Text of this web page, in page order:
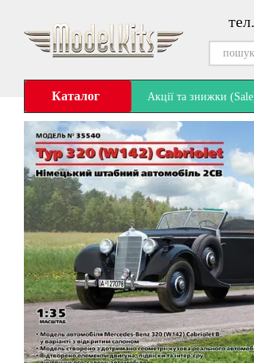
Каталог Акції та знижки